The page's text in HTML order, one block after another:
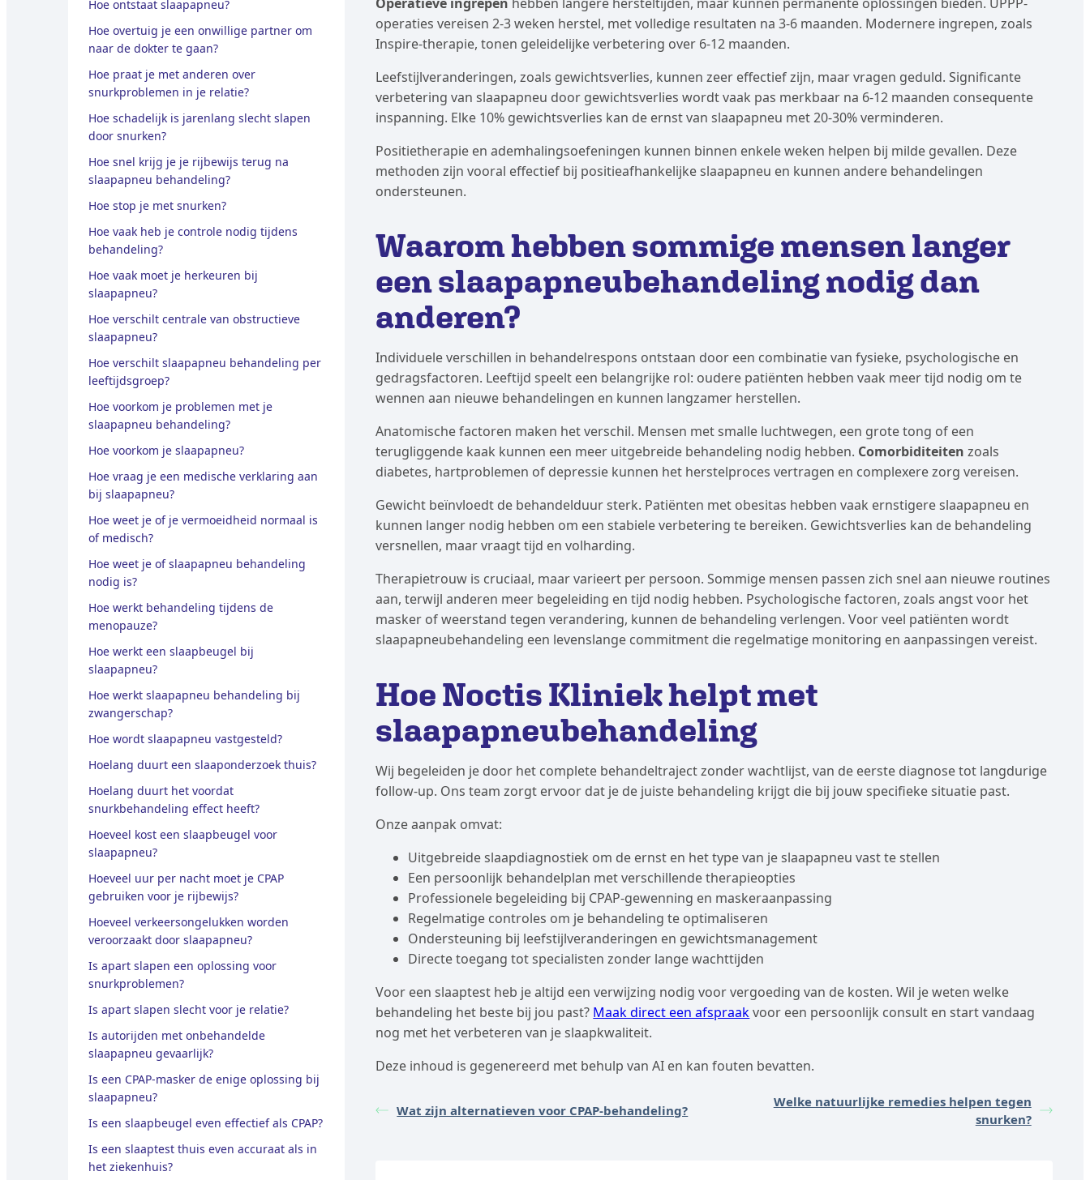
Hoe ontstaat slaapapneu?
Hoe overtuig je een onwillige partner om
naar de dokter te gaan?
Hoe praat je met anderen over
snurkproblemen in je relatie?
Hoe schadelijk is jarenlang slecht slapen
door snurken?
Hoe snel krijg je je rijbewijs terug na
slaapapneu behandeling?
Hoe stop je met snurken?
Hoe vaak heb je controle nodig tijdens
behandeling?
Hoe vaak moet je herkeuren bij
slaapapneu?
Hoe verschilt centrale van obstructieve
slaapapneu?
Hoe verschilt slaapapneu behandeling per
leeftijdsgroep?
Hoe voorkom je problemen met je
slaapapneu behandeling?
Hoe voorkom je slaapapneu?
Hoe vraag je een medische verklaring aan
bij slaapapneu?
Hoe weet je of je vermoeidheid normaal is
of medisch?
Hoe weet je of slaapapneu behandeling
nodig is?
Hoe werkt behandeling tijdens de
menopauze?
Hoe werkt een slaapbeugel bij
slaapapneu?
Hoe werkt slaapapneu behandeling bij
zwangerschap?
Hoe wordt slaapapneu vastgesteld?
Hoelang duurt een slaaponderzoek thuis?
Hoelang duurt het voordat
snurkbehandeling effect heeft?
Hoeveel kost een slaapbeugel voor
slaapapneu?
Hoeveel uur per nacht moet je CPAP
gebruiken voor je rijbewijs?
Hoeveel verkeersongelukken worden
veroorzaakt door slaapapneu?
Is apart slapen een oplossing voor
snurkproblemen?
Is apart slapen slecht voor je relatie?
Is autorijden met onbehandelde
slaapapneu gevaarlijk?
Is een CPAP-masker de enige oplossing bij
slaapapneu?
Is een slaapbeugel even effectief als CPAP?
Is een slaaptest thuis even accuraat als in
het ziekenhuis?
operaties vereisen 2-3 weken herstel, met volledige resultaten na 3-6 maanden. Modernere ingrepen, zoals
Inspire-therapie, tonen geleidelijke verbetering over 6-12 maanden.
Leefstijlveranderingen, zoals gewichtsverlies, kunnen zeer effectief zijn, maar vragen geduld. Significante
verbetering van slaapapneu door gewichtsverlies wordt vaak pas merkbaar na 6-12 maanden consequente
inspanning. Elke 10% gewichtsverlies kan de ernst van slaapapneu met 20-30% verminderen.
Positietherapie en ademhalingsoefeningen kunnen binnen enkele weken helpen bij milde gevallen. Deze
methoden zijn vooral effectief bij positieafhankelijke slaapapneu en kunnen andere behandelingen
ondersteunen.
Waarom hebben sommige mensen langer
een slaapapneubehandeling nodig dan
anderen?
Individuele verschillen in behandelrespons ontstaan door een combinatie van fysieke, psychologische en
gedragsfactoren. Leeftijd speelt een belangrijke rol: oudere patiënten hebben vaak meer tijd nodig om te
wennen aan nieuwe behandelingen en kunnen langzamer herstellen.
Anatomische factoren maken het verschil. Mensen met smalle luchtwegen, een grote tong of een
terugliggende kaak kunnen een meer uitgebreide behandeling nodig hebben. Comorbiditeiten zoals
diabetes, hartproblemen of depressie kunnen het herstelproces vertragen en complexere zorg vereisen.
Gewicht beïnvloedt de behandelduur sterk. Patiënten met obesitas hebben vaak ernstigere slaapapneu en
kunnen langer nodig hebben om een stabiele verbetering te bereiken. Gewichtsverlies kan de behandeling
versnellen, maar vraagt tijd en volharding.
Therapietrouw is cruciaal, maar varieert per persoon. Sommige mensen passen zich snel aan nieuwe routines
aan, terwijl anderen meer begeleiding en tijd nodig hebben. Psychologische factoren, zoals angst voor het
masker of weerstand tegen verandering, kunnen de behandeling verlengen. Voor veel patiënten wordt
slaapapneubehandeling een levenslange commitment die regelmatige monitoring en aanpassingen vereist.
Hoe Noctis Kliniek helpt met
slaapapneubehandeling
Wij begeleiden je door het complete behandeltraject zonder wachtlijst, van de eerste diagnose tot langdurige
follow-up. Ons team zorgt ervoor dat je de juiste behandeling krijgt die bij jouw specifieke situatie past.
Onze aanpak omvat:
Uitgebreide slaapdiagnostiek om de ernst en het type van je slaapapneu vast te stellen
Een persoonlijk behandelplan met verschillende therapieopties
Professionele begeleiding bij CPAP-gewenning en maskeraanpassing
Regelmatige controles om je behandeling te optimaliseren
Ondersteuning bij leefstijlveranderingen en gewichtsmanagement
Directe toegang tot specialisten zonder lange wachttijden
Voor een slaaptest heb je altijd een verwijzing nodig voor vergoeding van de kosten. Wil je weten welke
behandeling het beste bij jou past? Maak direct een afspraakvoor een persoonlijk consult en start vandaag
nog met het verbeteren van je slaapkwaliteit.
Deze inhoud is gegenereerd met behulp van AI en kan fouten bevatten.
Wat zijn alternatieven voor CPAP-behandeling?
Welke natuurlijke remedies helpen tegen
snurken?